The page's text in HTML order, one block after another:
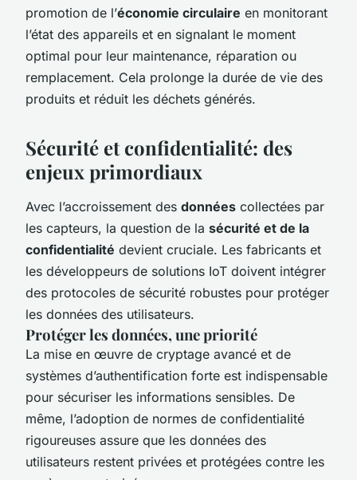
promotion de l’économie circulaire en monitorant
l’état des appareils et en signalant le moment
optimal pour leur maintenance, réparation ou
remplacement. Cela prolonge la durée de vie des
produits et réduit les déchets générés.
Sécurité et confidentialité: des
enjeux primordiaux
Avec l’accroissement des données collectées par
les capteurs, la question de la sécurité et de la
confidentialité devient cruciale. Les fabricants et
les développeurs de solutions IoT doivent intégrer
des protocoles de sécurité robustes pour protéger
les données des utilisateurs.
Protéger les données, une priorité
La mise en œuvre de cryptage avancé et de
systèmes d’authentification forte est indispensable
pour sécuriser les informations sensibles. De
même, l’adoption de normes de confidentialité
rigoureuses assure que les données des
utilisateurs restent privées et protégées contre les